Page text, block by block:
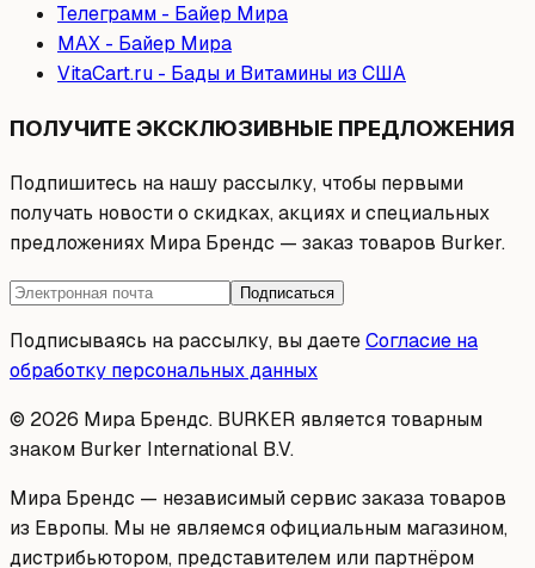
Телеграмм - Байер Мира
МAX - Байер Мира
VitaCart.ru - Бады и Витамины из США
ПОЛУЧИТЕ ЭКСКЛЮЗИВНЫЕ ПРЕДЛОЖЕНИЯ
Подпишитесь на нашу рассылку, чтобы первыми
получать новости о скидках, акциях и специальных
предложениях Мира Брендс — заказ товаров Burker.
Подписаться
Подписываясь на рассылку, вы даетеСогласие на
обработку персональных данных
© 2026 Мира Брендс. BURKER является товарным
знаком Burker International B.V.
Мира Брендс — независимый сервис заказа товаров
из Европы. Мы не являемся официальным магазином,
дистрибьютором, представителем или партнёром